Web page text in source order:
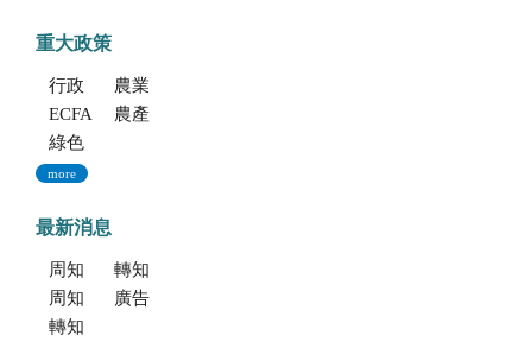
重大政策
行政院重大政策(連結至行政院)
農業部重大政策(連結至農業部)
ECFA專區
農產業保險(連結至農糧署)
綠色環境給付計畫(連結至農糧署)
more
最新消息
周知文化部「2027年文化部百大文化基地徵選獎勵簡章」，歡迎踴躍參加。
轉知考選部「115年建築師、技師、大地工程技師（第二階段考試）、 不動產經紀人、記帳士考試」報名訊息
周知文化部文化資產局訂於115年9月19日至20日辦理「2026年全國古蹟日活動」
廣告文宣「116年度軍公教員工待遇提升方案」政策圖文說明
轉知海洋委員會海洋保育署「2026海洋保育創意短影音競賽」活動資訊